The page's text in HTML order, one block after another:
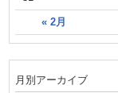
« 2月
月別アーカイブ